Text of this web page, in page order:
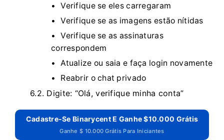
Verifique se eles carregaram
Verifique se as imagens estão nítidas
Verifique se as assinaturas
correspondem
Atualize ou saia e faça login novamente
Reabrir o chat privado
6.2. Digite: “Olá, verifique minha conta”
Cadastre-Se Binarycent E Ganhe $10.000 Grátis
Ganhe $ 10.000 Grátis Para Iniciantes